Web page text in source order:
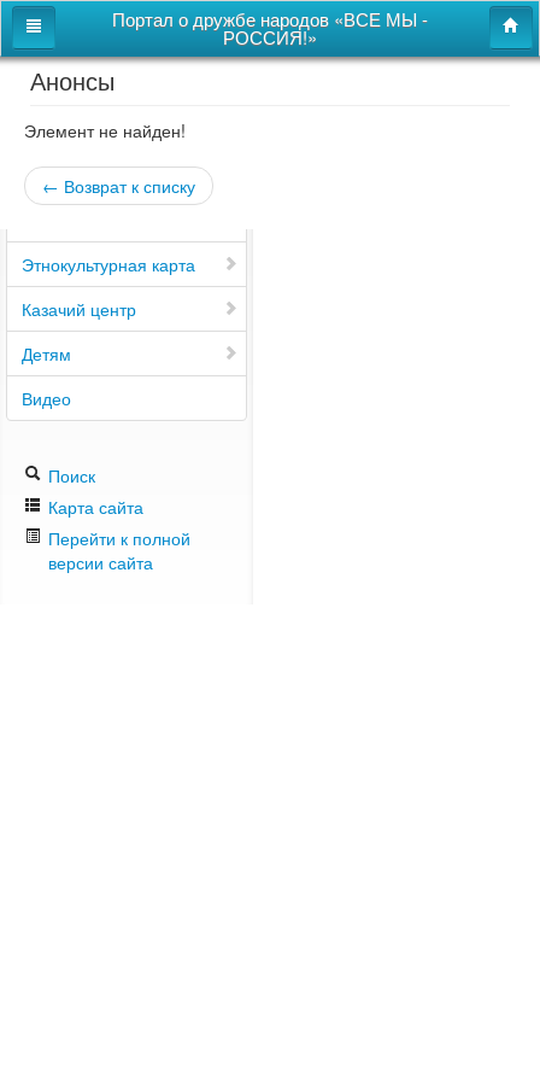
Портал о дружбе народов «ВСЕ МЫ -
РОССИЯ!»
Главная
Дом дружбы народов
Новости
Этнокультурная карта
Казачий центр
Детям
Видео
Поиск
Карта сайта
Перейти к полной
версии сайта
Анонсы
Элемент не найден!
← Возврат к списку